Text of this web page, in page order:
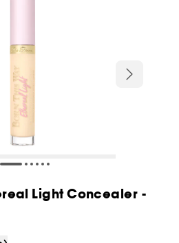
Light Concealer -